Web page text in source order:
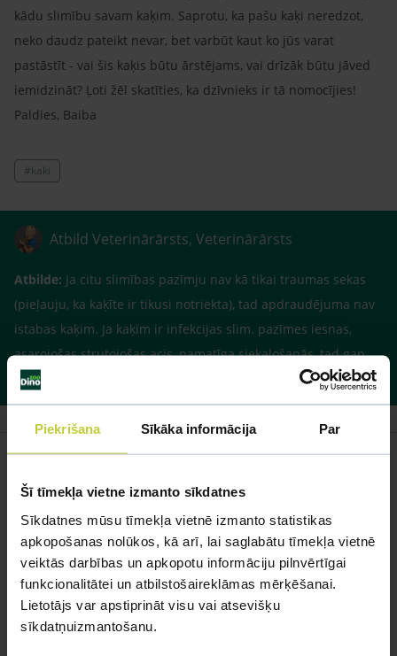
Piekrišana Sīkāka informācija Par
Šī tīmekļa vietne izmanto sīkdatnes
Sīkdatnes mūsu tīmekļa vietnē izmanto statistikas
apkopošanas nolūkos, kā arī, lai saglabātu tīmekļa vietnē
veiktās darbības un apkopotu informāciju pilnvērtīgai
funkcionalitātei un atbilstošaireklāmas mērķēšanai.
Lietotājs var apstiprināt visu vai atsevišķu
sīkdatņuizmantošanu.
kādu slimību savam kaķim. Saprotu, ka pašu kaķi neredzot,
neko daudz pateikt nevar, bet varbūt kaut ko jūs varat
pastāstīt - vai šis kaķis būtu ārstējams, vai drīzāk būtu jāved
iemidzināt? Ļoti žēl skatīties, ka dzīvnieks ir tā nomocījies!
Paldies, Baiba
#kaki
Atbild Veterinārārsts, Veterinārārsts
Atbilde: Ja citu slimības pazīmju nav kā tikai traumas sekas
(pieļauju, ka kaķīte ir tikusi notriekta), tad apdraudējuma nav
istabas kaķim. Ja kaķim ir infekcijas slim. pazīmes iesnas,
asarojošas strutojošas acis, pamatīga siekalošanās, tad gan
ieteiktu izsaukt vietējo vetu, lai iemidzina kaķenīti.
Līdzīgi jautājumi
Mūsu eksperti spēs atbildēt uz jebkuru Jūsu jautājumu
UZDOT JAUTĀJUMU